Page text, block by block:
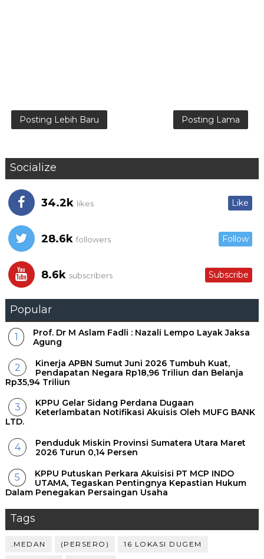
Posting Lebih Baru Posting Lama
Socialize
34.2k likes Like
28.6k followers Follow
8.6k subscribers Subscribe
Popular
Prof. Dr M Aslam Fadli : Nazali Lempo Layak Jaksa
Agung
Kinerja APBN Sumut Juni 2026 Tumbuh Kuat,
Pendapatan Negara Rp18,96 Triliun dan Belanja
Rp35,94 Triliun
KPPU Gelar Sidang Perdana Dugaan
Keterlambatan Notifikasi Akuisis Oleh MUFG BANK
LTD.
Penduduk Miskin Provinsi Sumatera Utara Maret
2026 Turun 0,14 Persen
KPPU Putuskan Perkara Akuisisi PT MCP INDO
UTAMA, Tegaskan Pentingnya Kepastian Hukum
Dalam Penegakan Persaingan Usaha
Tags
.MEDAN (PERSERO) 16 LOKASI DUGEM